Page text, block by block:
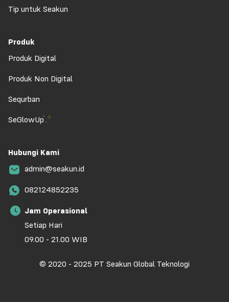
Tip untuk Seakun
Produk
Produk Digital
Produk Non Digital
Sequrban
SeGlowUp
Hubungi Kami
admin@seakun.id
082124852235
Jam Operasional
Setiap Hari
09.00 - 21.00 WIB
© 2020 - 2025 PT Seakun Global Teknologi